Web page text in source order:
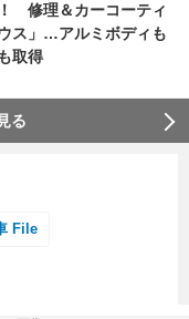
修理＆カーコーティ
ス」…アルミボディも
取得
る
File